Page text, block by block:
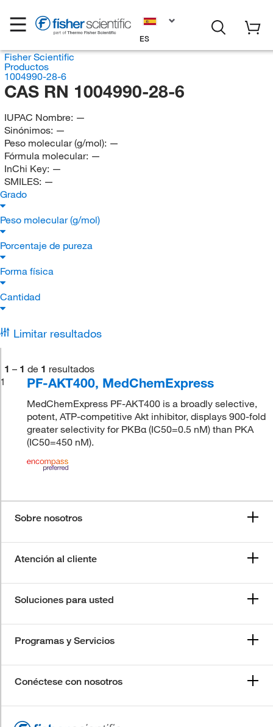
ES
Fisher Scientific
Productos
1004990-28-6
CAS RN 1004990-28-6
IUPAC Nombre: —
Sinónimos: —
Peso molecular (g/mol): —
Fórmula molecular: —
InChi Key: —
SMILES: —
Grado
Peso molecular (g/mol)
Porcentaje de pureza
Forma física
Cantidad
Limitar resultados
1 – 1 de 1 resultados
1
PF-AKT400, MedChemExpress
MedChemExpress PF-AKT400 is a broadly selective,
potent, ATP-competitive Akt inhibitor, displays 900-fold
greater selectivity for PKBα (IC50=0.5 nM) than PKA
(IC50=450 nM).
Sobre nosotros
Atención al cliente
Soluciones para usted
Programas y Servicios
Conéctese con nosotros